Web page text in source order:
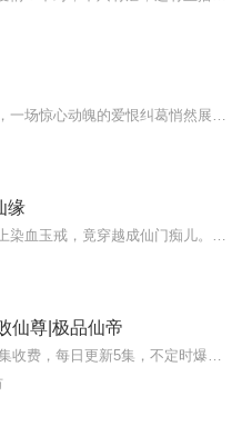
缘
仙尊|极品仙帝